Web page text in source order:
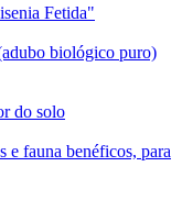
Fetida"
biológico puro)
do solo
e fauna benéficos, para